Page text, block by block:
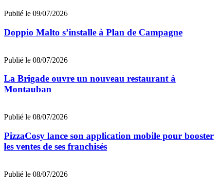
Publié le 09/07/2026
Doppio Malto s’installe à Plan de Campagne
Publié le 08/07/2026
La Brigade ouvre un nouveau restaurant à
Montauban
Publié le 08/07/2026
PizzaCosy lance son application mobile pour booster
les ventes de ses franchisés
Publié le 08/07/2026